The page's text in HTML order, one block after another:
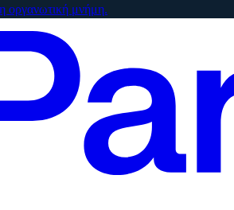
οργανωτική μνήμη.